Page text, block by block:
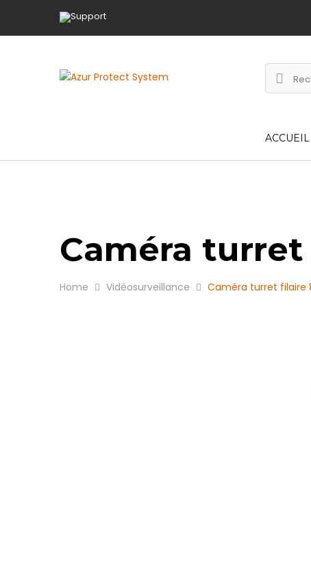
ACCUEIL
Caméra
Home Vidéosurveillance Caméra turret filaire